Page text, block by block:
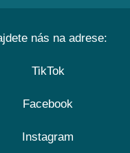
nás na adrese:
TikTok
Facebook
Instagram